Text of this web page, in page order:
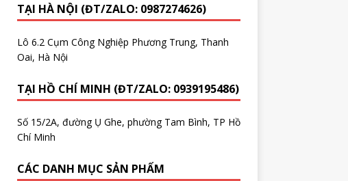
TẠI HÀ NỘI (ĐT/ZALO: 0987274626)
Lô 6.2 Cụm Công Nghiệp Phương Trung, Thanh
Oai, Hà Nội
TẠI HỒ CHÍ MINH (ĐT/ZALO: 0939195486)
Số 15/2A, đường Ụ Ghe, phường Tam Bình, TP Hồ
Chí Minh
CÁC DANH MỤC SẢN PHẨM